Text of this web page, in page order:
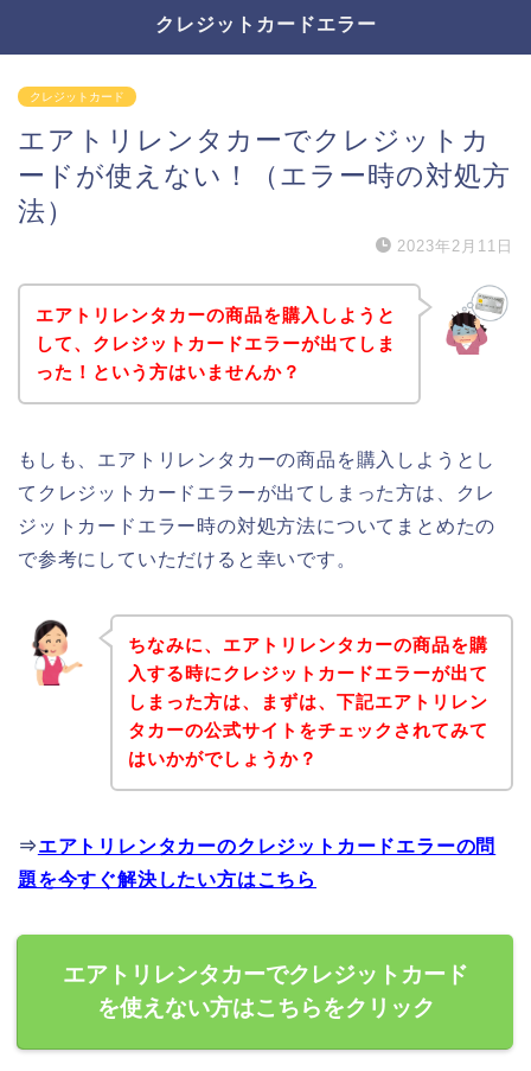
クレジットカードエラー
クレジットカード
エアトリレンタカーでクレジットカ
ードが使えない！（エラー時の対処方
法）
2023年2月11日
エアトリレンタカーの商品を購入しようと
して、クレジットカードエラーが出てしま
った！という方はいませんか？
もしも、エアトリレンタカーの商品を購入しようとし
てクレジットカードエラーが出てしまった方は、クレ
ジットカードエラー時の対処方法についてまとめたの
で参考にしていただけると幸いです。
ちなみに、エアトリレンタカーの商品を購
入する時にクレジットカードエラーが出て
しまった方は、まずは、下記エアトリレン
タカーの公式サイトをチェックされてみて
はいかがでしょうか？
⇒エアトリレンタカーのクレジットカードエラーの問
題を今すぐ解決したい方はこちら
エアトリレンタカーでクレジットカード
を使えない方はこちらをクリック